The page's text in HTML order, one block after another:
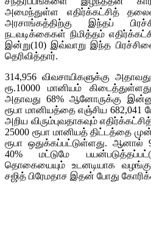
அமைந்துள்ள எதிர்க்கட்சித்
அரசாங்கத்திற்கு இந்தப்
நடவடிக்கைகள் நிமித்தம்
இன்று(10) இவ்வாறு இந்த
தெரிவித்தார்.
314,956 விவசாயிகளுக்கு
ரூ.10000 மானியம்
அதாவது 68% ஆனோருக்கு
ரூபா மானியத்தை எஞ்சிய 682,041
அறிய விரும்புவதாகவும்
25000 ரூபா மானியத் திட்டத்தை
ரூபா ஒதுக்கப்பட்டுள்ளது. ஆனால்
40% மட்டுமே
தொகையையும் உடனடியாக
சஜித் பிரேமதாச இதன் போது